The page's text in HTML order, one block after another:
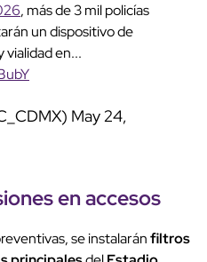
, más de 3 mil policías
un dispositivo de
vialidad en...
May 24,
en accesos
se instalaránfiltros